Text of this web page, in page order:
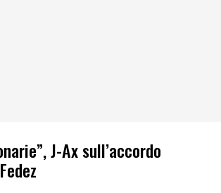
J-Ax sull’accordo